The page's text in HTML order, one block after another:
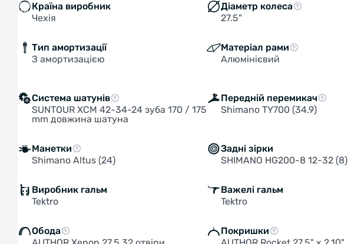
Країна виробник
Чехія
Діаметр колеса
27.5"
Тип амортизації
З амортизацією
Матеріал рами
Алюмінієвий
Система шатунів
SUNTOUR XCM 42-34-24 зуба 170 / 175
mm довжина шатуна
Передній перемикач
Shimano TY700 (34.9)
Манетки
Shimano Altus (24)
Задні зірки
SHIMANO HG200-8 12-32 (8)
Виробник гальм
Tektro
Важелі гальм
Tektro
Обода
Покришки